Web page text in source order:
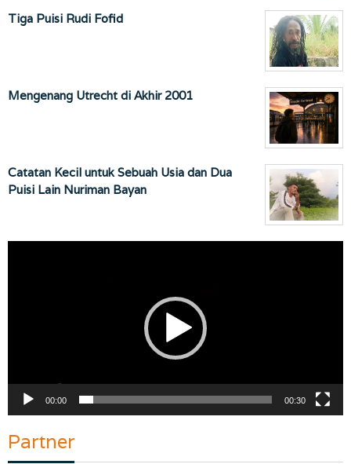
Tiga Puisi Rudi Fofid
Mengenang Utrecht di Akhir 2001
Catatan Kecil untuk Sebuah Usia dan Dua
Puisi Lain Nuriman Bayan
00:00 00:30
Partner